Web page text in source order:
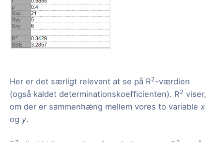
Her er det særligt relevant at se på R2-værdien
(også kaldet determinationskoefficienten). R2 viser,
om der er sammenhæng mellem vores to variable x
og y.